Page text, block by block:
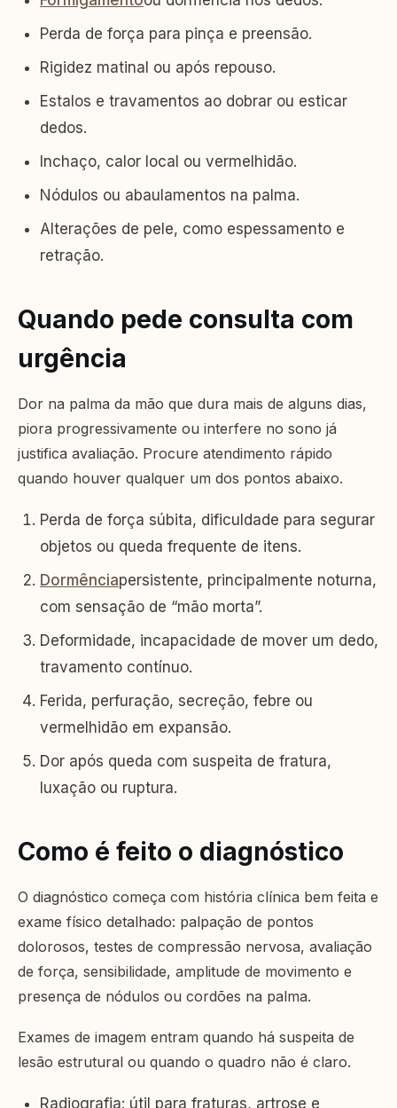
Perda de força para pinça e preensão.
Rigidez matinal ou após repouso.
Estalos e travamentos ao dobrar ou esticar
dedos.
Inchaço, calor local ou vermelhidão.
Nódulos ou abaulamentos na palma.
Alterações de pele, como espessamento e
retração.
Quando pede consulta com
urgência
Dor na palma da mão que dura mais de alguns dias,
piora progressivamente ou interfere no sono já
justifica avaliação. Procure atendimento rápido
quando houver qualquer um dos pontos abaixo.
Perda de força súbita, dificuldade para segurar
objetos ou queda frequente de itens.
Dormênciapersistente, principalmente noturna,
com sensação de “mão morta”.
Deformidade, incapacidade de mover um dedo,
travamento contínuo.
Ferida, perfuração, secreção, febre ou
vermelhidão em expansão.
Dor após queda com suspeita de fratura,
luxação ou ruptura.
Como é feito o diagnóstico
O diagnóstico começa com história clínica bem feita e
exame físico detalhado: palpação de pontos
dolorosos, testes de compressão nervosa, avaliação
de força, sensibilidade, amplitude de movimento e
presença de nódulos ou cordões na palma.
Exames de imagem entram quando há suspeita de
lesão estrutural ou quando o quadro não é claro.
Radiografia: útil para fraturas, artrose e